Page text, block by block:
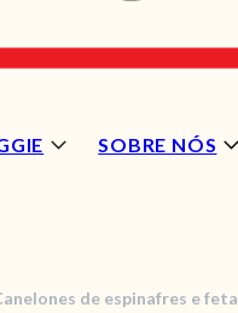
SOBRE NÓS
de espinafres e feta